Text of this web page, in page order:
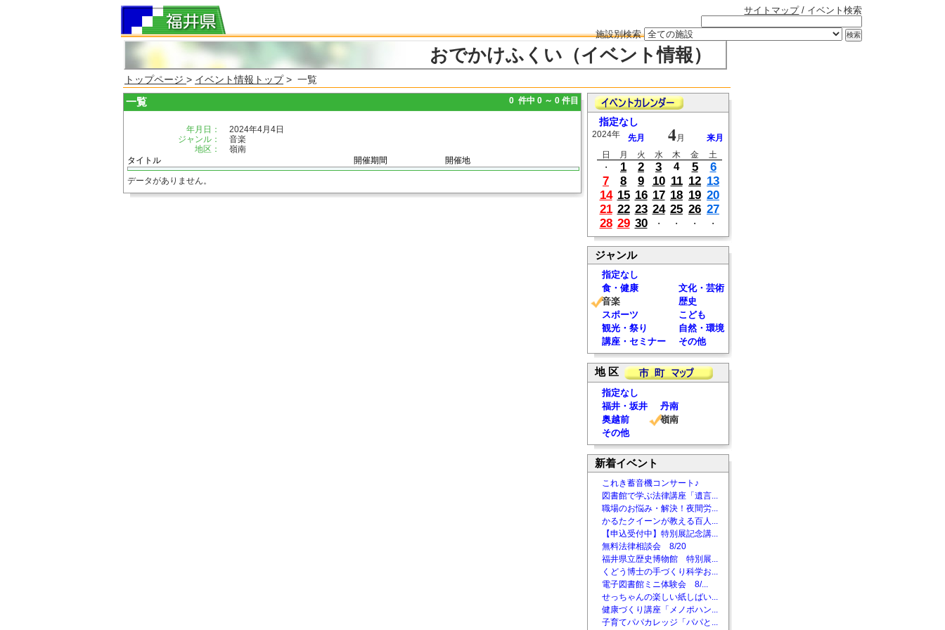
サイトマップ/ イベント検索
施設別検索
おでかけふくい（イベント情報）
トップページ > イベント情報トップ> 一覧
一覧 0 件中 0 ～ 0 件目
年月日：
2024年4月4日
ジャンル：
音楽
地区：
嶺南
タイトル
開催期間 開催地
データがありません。
指定なし
2024年 先月 4月
来月
日
月 火 水 木 金
土
・
1 2 3 4 5
6
7
8 9 10 11 12 13
14 15 16 17 18 19 20
21 22 23 24 25 26 27
28 29 30 ・ ・ ・ ・
ジャンル
指定なし
食・健康
文化・芸術
音楽
歴史
スポーツ
こども
観光・祭り
自然・環境
講座・セミナー
その他
地 区
指定なし
福井・坂井
丹南
奥越前
嶺南
その他
新着イベント
これき蓄音機コンサート♪
図書館で学ぶ法律講座「遺言...
職場のお悩み・解決！夜間労...
かるたクイーンが教える百人...
【申込受付中】特別展記念講...
無料法律相談会 8/20
福井県立歴史博物館 特別展...
くどう博士の手づくり科学お...
電子図書館ミニ体験会 8/...
せっちゃんの楽しい紙しばい...
健康づくり講座「メノポハン...
子育てパパカレッジ「パパと...